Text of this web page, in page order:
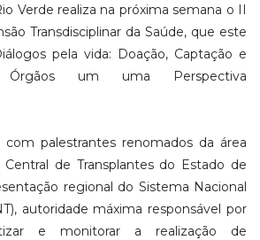
Verde realiza na próxima semana o II
Transdisciplinar da Saúde, que este
pela vida: Doação, Captação e
Órgãos um uma Perspectiva
palestrantes renomados da área
de Transplantes do Estado de
regional do Sistema Nacional
autoridade máxima responsável por
e monitorar a realização de